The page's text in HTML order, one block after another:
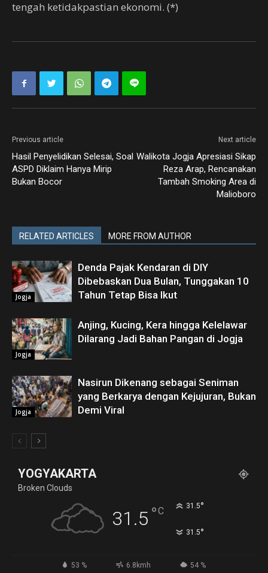
tengah ketidakpastian ekonomi. (*)
Previous article
Hasil Penyelidikan Selesai, Soal
ASPD Diklaim Hanya Mirip
Bukan Bocor
Next article
Walikota Jogja Apresiasi Sikap
Reza Arap, Rencanakan
Tambah Smoking Area di
Malioboro
RELATED ARTICLES MORE FROM AUTHOR
Jogja
Denda Pajak Kendaran di DIY
Dibebaskan Dua Bulan, Tunggakan 10
Tahun Tetap Bisa Ikut
Jogja
Anjing, Kucing, Kera hingga Kelelawar
Dilarang Jadi Bahan Pangan di Jogja
Jogja
Nasirun Dikenang sebagai Seniman
yang Berkarya dengan Kejujuran, Bukan
Demi Viral
YOGYAKARTA
Broken Clouds
31.5 °C 31.5°
31.5°
53 % 6.8kmh 54 %